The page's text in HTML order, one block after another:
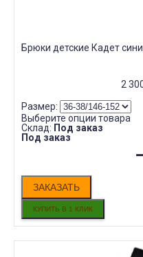
Брюки детские Кадет
2
Размер:
Выберите опции товара
Склад: Под заказ
Под заказ
ЗАКАЗАТЬ